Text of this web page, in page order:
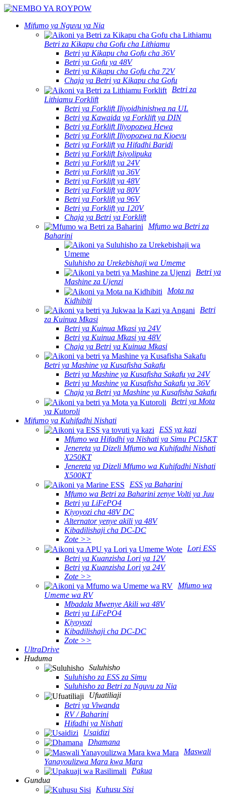
Mifumo ya Nguvu ya Nia
Betri za Kikapu cha Gofu cha Lithiamu
Betri ya Kikapu cha Gofu cha 36V
Betri ya Gofu ya 48V
Betri ya Kikapu cha Gofu cha 72V
Chaja ya Betri ya Kikapu cha Gofu
Betri za
Lithiamu Forklift
Betri ya Forklift Iliyoidhinishwa na UL
Betri ya Kawaida ya Forklift ya DIN
Betri ya Forklift Iliyopozwa Hewa
Betri ya Forklift Iliyopozwa na Kioevu
Betri ya Forklift ya Hifadhi Baridi
Betri ya Forklift Isiyolipuka
Betri ya Forklift ya 24V
Betri ya Forklift ya 36V
Betri ya Forklift ya 48V
Betri ya Forklift ya 80V
Betri ya Forklift ya 96V
Betri ya Forklift ya 120V
Chaja ya Betri ya Forklift
Mfumo wa Betri za
Baharini
Suluhisho za Urekebishaji wa Umeme
Betri ya
Mashine za Ujenzi
Mota na
Kidhibiti
Betri
za Kuinua Mkasi
Betri ya Kuinua Mkasi ya 24V
Betri ya Kuinua Mkasi ya 48V
Chaja ya Betri ya Kuinua Mkasi
Betri ya Mashine ya Kusafisha Sakafu
Betri ya Mashine ya Kusafisha Sakafu ya 24V
Betri ya Mashine ya Kusafisha Sakafu ya 36V
Chaja ya Betri ya Mashine ya Kusafisha Sakafu
Betri ya Mota
ya Kutoroli
Mifumo ya Kuhifadhi Nishati
ESS ya kazi
Mfumo wa Hifadhi ya Nishati ya Simu PC15KT
Jenereta ya Dizeli Mfumo wa Kuhifadhi Nishati
X250KT
Jenereta ya Dizeli Mfumo wa Kuhifadhi Nishati
X500KT
ESS ya Baharini
Mfumo wa Betri za Baharini zenye Volti ya Juu
Betri ya LiFePO4
Kiyoyozi cha 48V DC
Alternator yenye akili ya 48V
Kibadilishaji cha DC-DC
Zote >>
Lori ESS
Betri ya Kuanzisha Lori ya 12V
Betri ya Kuanzisha Lori ya 24V
Zote >>
Mfumo wa
Umeme wa RV
Mbadala Mwenye Akili wa 48V
Betri ya LiFePO4
Kiyoyozi
Kibadilishaji cha DC-DC
Zote >>
UltraDrive
Huduma
Suluhisho
Suluhisho za ESS za Simu
Suluhisho za Betri za Nguvu za Nia
Ufuatiliaji
Betri ya Viwanda
RV / Baharini
Hifadhi ya Nishati
Usaidizi
Dhamana
Maswali
Yanayoulizwa Mara kwa Mara
Pakua
Gundua
Kuhusu Sisi